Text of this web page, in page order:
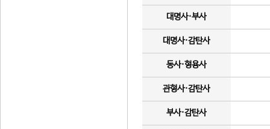
대명사·부사
대명사·감탄사
동사·형용사
관형사·감탄사
부사·감탄사